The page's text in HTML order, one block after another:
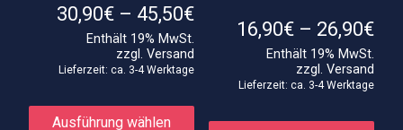
30,90€ – 45,50€Preisspanne:
30,90€
Enthält 19% MwSt.
zzgl.Versand
Lieferzeit: ca. 3-4 Werktage
Ausführung wählen
Produkt
16,90€ – 26,90€
Enthält 19% MwSt.
zzgl. Versand
Lieferzeit: ca. 3-4 Werktage